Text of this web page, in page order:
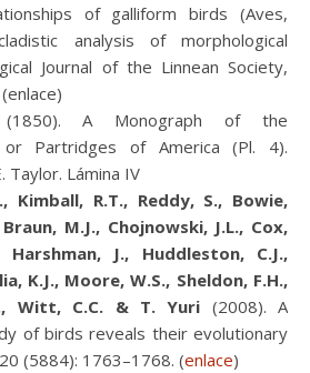
of galliform birds (Aves,
analysis of morphological
Journal of the Linnean Society,
A Monograph of the
or Partridges of America (Pl. 4).
Taylor. Lámina IV
Kimball, R.T., Reddy, S., Bowie,
Braun, M.J., Chojnowski, J.L., Cox,
Harshman, J., Huddleston, C.J.,
K.J., Moore, W.S., Sheldon, F.H.,
Witt, C.C. & T. Yuri (2008). A
of birds reveals their evolutionary
(5884): 1763–1768. (enlace)